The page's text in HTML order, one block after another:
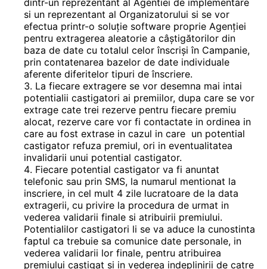
dintr-un reprezentant al Agentiei de implementare
si un reprezentant al Organizatorului si se vor
efectua printr-o soluție software proprie Agenției
pentru extragerea aleatorie a câștigătorilor din
baza de date cu totalul celor înscriși în Campanie,
prin contatenarea bazelor de date individuale
aferente diferitelor tipuri de înscriere.
La fiecare extragere se vor desemna mai intai
potentialii castigatori ai premiilor, dupa care se vor
extrage cate trei rezerve pentru fiecare premiu
alocat, rezerve care vor fi contactate in ordinea in
care au fost extrase in cazul in care un potential
castigator refuza premiul, ori in eventualitatea
invalidarii unui potential castigator.
Fiecare potential castigator va fi anuntat
telefonic sau prin SMS, la numarul mentionat la
inscriere, in cel mult 4 zile lucratoare de la data
extragerii, cu privire la procedura de urmat in
vederea validarii finale si atribuirii premiului.
Potentialilor castigatori li se va aduce la cunostinta
faptul ca trebuie sa comunice date personale, in
vederea validarii lor finale, pentru atribuirea
premiului castigat si in vederea indeplinirii de catre